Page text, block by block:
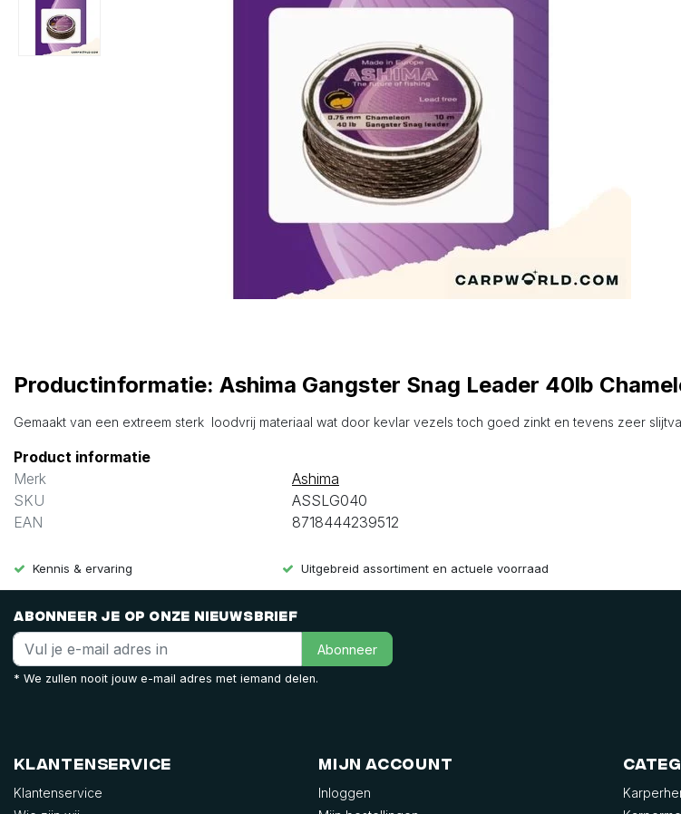
Productinformatie: Ashima Gangster Snag Leader 40lb
Gemaakt van een extreem sterk loodvrij materiaal wat door kevlar vezels toch goed zinkt en tevens zeer
Product informatie
Merk
Ashima
SKU
ASSLG040
EAN
8718444239512
Kennis & ervaring Uitgebreid assortiment en actuele voorraad
Abonneer je op onze nieuwsbrief
Abonneer
* We zullen nooit jouw e-mail adres met iemand delen.
Klantenservice
Klantenservice
Mijn account
Inloggen